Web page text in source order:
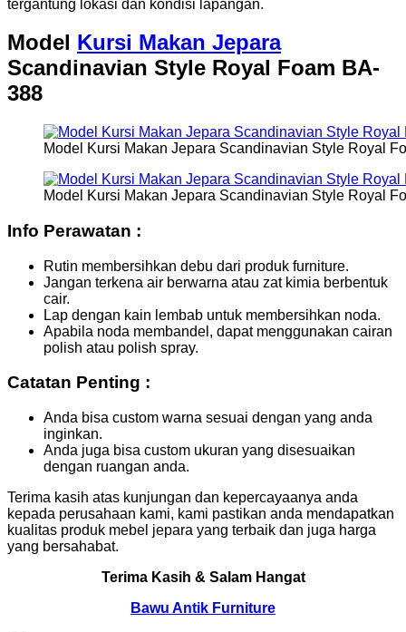
tergantung lokasi dan kondisi lapangan.
Model Kursi Makan Jepara
Scandinavian Style Royal Foam BA-
388
Model Kursi Makan Jepara Scandinavian Style Royal
Model Kursi Makan Jepara Scandinavian Style Royal
Info Perawatan :
Rutin membersihkan debu dari produk furniture.
Jangan terkena air berwarna atau zat kimia berbentuk
cair.
Lap dengan kain lembab untuk membersihkan noda.
Apabila noda membandel, dapat menggunakan cairan
polish atau polish spray.
Catatan Penting :
Anda bisa custom warna sesuai dengan yang anda
inginkan.
Anda juga bisa custom ukuran yang disesuaikan
dengan ruangan anda.
Terima kasih atas kunjungan dan kepercayaanya anda
kepada perusahaan kami, kami pastikan anda mendapatkan
kualitas produk mebel jepara yang terbaik dan juga harga
yang bersahabat.
Terima Kasih & Salam Hangat
Bawu Antik Furniture